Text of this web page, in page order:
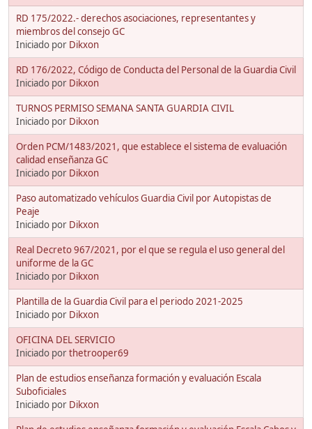
RD 175/2022.- derechos asociaciones, representantes y
miembros del consejo GC
Iniciado por Dikxon
RD 176/2022, Código de Conducta del Personal de la Guardia Civil
Iniciado por Dikxon
TURNOS PERMISO SEMANA SANTA GUARDIA CIVIL
Iniciado por Dikxon
Orden PCM/1483/2021, que establece el sistema de evaluación
calidad enseñanza GC
Iniciado por Dikxon
Paso automatizado vehículos Guardia Civil por Autopistas de
Peaje
Iniciado por Dikxon
Real Decreto 967/2021, por el que se regula el uso general del
uniforme de la GC
Iniciado por Dikxon
Plantilla de la Guardia Civil para el periodo 2021-2025
Iniciado por Dikxon
OFICINA DEL SERVICIO
Iniciado porthetrooper69
Plan de estudios enseñanza formación y evaluación Escala
Suboficiales
Iniciado por Dikxon